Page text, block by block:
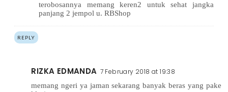
terobosannya memang keren2 untuk sehat jangka
panjang 2 jempol u. RBShop
REPLY
RIZKA EDMANDA 7 February 2018 at 19:38
memang ngeri ya jaman sekarang banyak beras yang pake